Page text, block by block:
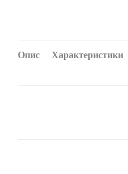
Опис Характеристики